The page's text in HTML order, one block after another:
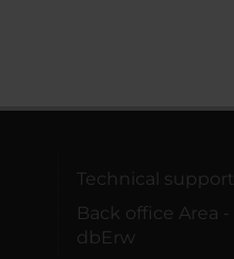
Technical support
Back office Area -
dbErw